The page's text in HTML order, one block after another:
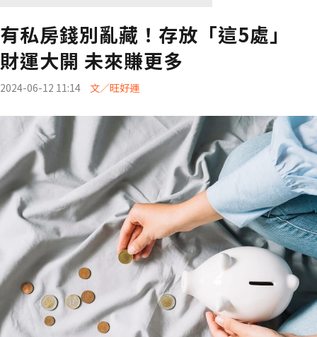
有私房錢別亂藏！存放「這5處」
財運大開 未來賺更多
2024-06-12 11:14 文／旺好運